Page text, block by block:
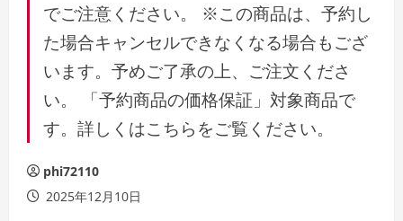
でご注意ください。 ※この商品は、予約し
た場合キャンセルできなくなる場合もござ
います。予めご了承の上、ご注文くださ
い。 「予約商品の価格保証」対象商品で
す。詳しくはこちらをご覧ください。
phi72110
2025年12月10日